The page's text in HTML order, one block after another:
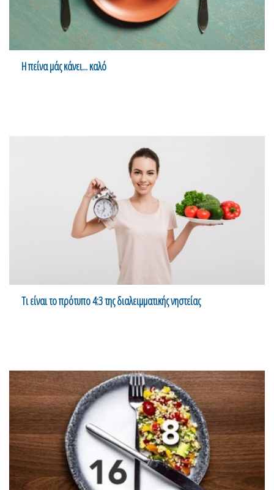
Η πείνα μάς κάνει... καλό
Τι είναι το πρότυπο 4:3 της διαλειμματικής νηστείας